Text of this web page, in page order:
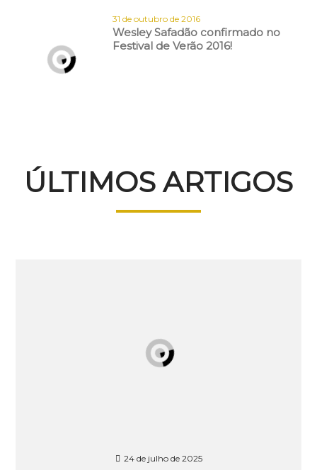
31 de outubro de 2016
Wesley Safadão confirmado no
Festival de Verão 2016!
ÚLTIMOS ARTIGOS
24 de julho de 2025